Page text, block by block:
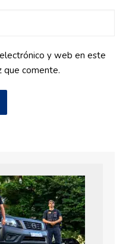
y web en este
que comente.